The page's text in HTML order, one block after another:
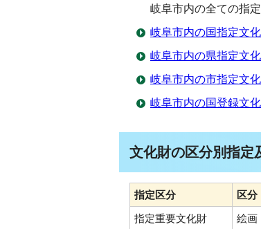
岐阜市内の全ての指
岐阜市内の国指定文
岐阜市内の県指定文
岐阜市内の市指定文
岐阜市内の国登録文
文化財の区分別指定
指定区分 区分
指定重要文化財
絵画